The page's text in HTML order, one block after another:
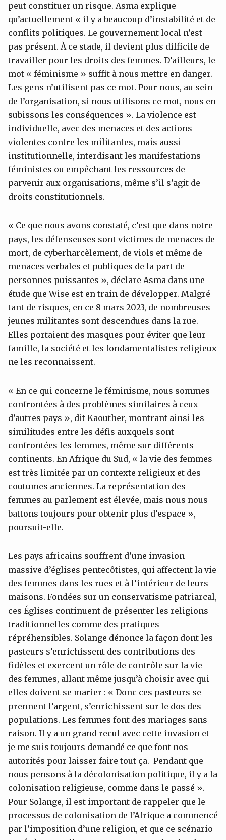
peut constituer un risque. Asma explique
qu’actuellement « il y a beaucoup d’instabilité et de
conflits politiques. Le gouvernement local n’est
pas présent. À ce stade, il devient plus difficile de
travailler pour les droits des femmes. D’ailleurs, le
mot « féminisme » suffit à nous mettre en danger.
Les gens n’utilisent pas ce mot. Pour nous, au sein
de l’organisation, si nous utilisons ce mot, nous en
subissons les conséquences ». La violence est
individuelle, avec des menaces et des actions
violentes contre les militantes, mais aussi
institutionnelle, interdisant les manifestations
féministes ou empêchant les ressources de
parvenir aux organisations, même s’il s’agit de
droits constitutionnels.
« Ce que nous avons constaté, c’est que dans notre
pays, les défenseuses sont victimes de menaces de
mort, de cyberharcèlement, de viols et même de
menaces verbales et publiques de la part de
personnes puissantes », déclare Asma dans une
étude que Wise est en train de développer. Malgré
tant de risques, en ce 8 mars 2023, de nombreuses
jeunes militantes sont descendues dans la rue.
Elles portaient des masques pour éviter que leur
famille, la société et les fondamentalistes religieux
ne les reconnaissent.
« En ce qui concerne le féminisme, nous sommes
confrontées à des problèmes similaires à ceux
d’autres pays », dit Kaouther, montrant ainsi les
similitudes entre les défis auxquels sont
confrontées les femmes, même sur différents
continents. En Afrique du Sud, « la vie des femmes
est très limitée par un contexte religieux et des
coutumes anciennes. La représentation des
femmes au parlement est élevée, mais nous nous
battons toujours pour obtenir plus d’espace »,
poursuit-elle.
Les pays africains souffrent d’une invasion
massive d’églises pentecôtistes, qui affectent la vie
des femmes dans les rues et à l’intérieur de leurs
maisons. Fondées sur un conservatisme patriarcal,
ces Églises continuent de présenter les religions
traditionnelles comme des pratiques
répréhensibles. Solange dénonce la façon dont les
pasteurs s’enrichissent des contributions des
fidèles et exercent un rôle de contrôle sur la vie
des femmes, allant même jusqu’à choisir avec qui
elles doivent se marier : « Donc ces pasteurs se
prennent l’argent, s’enrichissent sur le dos des
populations. Les femmes font des mariages sans
raison. Il y a un grand recul avec cette invasion et
je me suis toujours demandé ce que font nos
autorités pour laisser faire tout ça. Pendant que
nous pensons à la décolonisation politique, il y a la
colonisation religieuse, comme dans le passé ».
Pour Solange, il est important de rappeler que le
processus de colonisation de l’Afrique a commencé
par l’imposition d’une religion, et que ce scénario